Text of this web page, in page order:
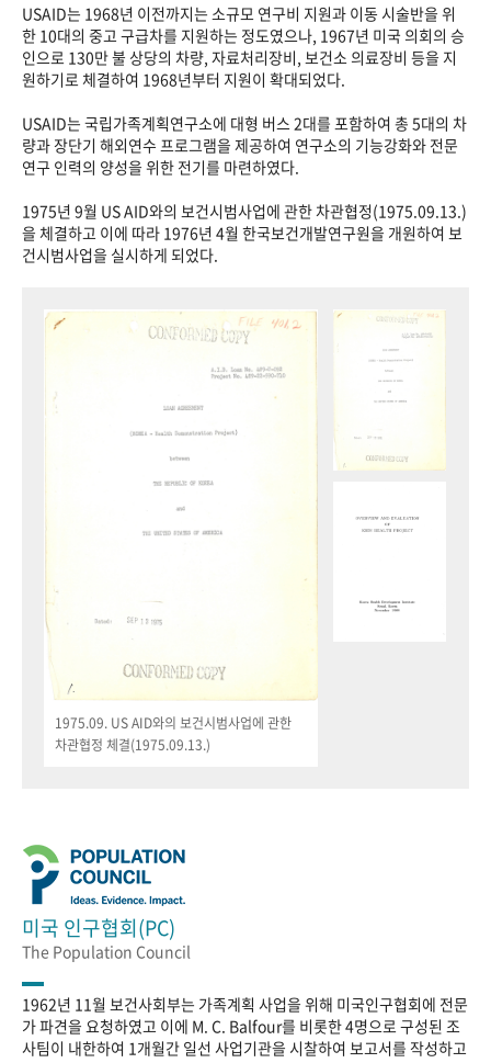
USAID는 1968년 이전까지는 소규모 연구비 지원과 이동 시술반을 위
한 10대의 중고 구급차를 지원하는 정도였으나, 1967년 미국 의회의 승
인으로 130만 불 상당의 차량, 자료처리장비, 보건소 의료장비 등을 지
원하기로 체결하여 1968년부터 지원이 확대되었다.
USAID는 국립가족계획연구소에 대형 버스 2대를 포함하여 총 5대의 차
량과 장단기 해외연수 프로그램을 제공하여 연구소의 기능강화와 전문
연구 인력의 양성을 위한 전기를 마련하였다.
1975년 9월 US AID와의 보건시범사업에 관한 차관협정(1975.09.13.)
을 체결하고 이에 따라 1976년 4월 한국보건개발연구원을 개원하여 보
건시범사업을 실시하게 되었다.
1975.09. US AID와의 보건시범사업에 관한
차관협정 체결(1975.09.13.)
미국 인구협회(PC)
The Population Council
1962년 11월 보건사회부는 가족계획 사업을 위해 미국인구협회에 전문
가 파견을 요청하였고 이에 M. C. Balfour를 비롯한 4명으로 구성된 조
사팀이 내한하여 1개월간 일선 사업기관을 시찰하여 보고서를 작성하고